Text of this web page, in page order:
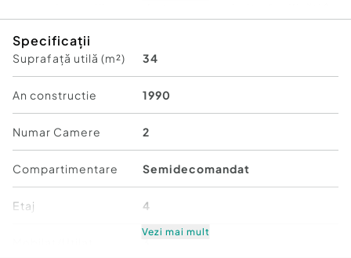
accesibil!
Cod ofertă / ID BLITZ: P169678
Id intern: P169678
Confort:2
Tip imobil:Bloc de apartamente
Număr Băi:1
Specificații
Suprafață utilă (m²) 34
An constructie 1990
Numar Camere 2
Compartimentare Semidecomandat
Etaj 4
Vezi mai mult